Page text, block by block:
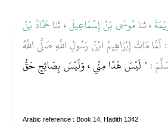
، ثنامُوسَى بْنُ إِسْمَاعِيلَ، ثناحَمَّادُ بْنُ
مَاتَ إِبْرَاهِيمُ ابْنُ رَسُولِ اللَّهِ صَلَّى اللَّهُ
: " لَيْسَ هَذَا مِنِّي ، وَلَيْسَ بِصَائِحٍ حَقُّ
Arabic reference: Book 14, Hadith 1342